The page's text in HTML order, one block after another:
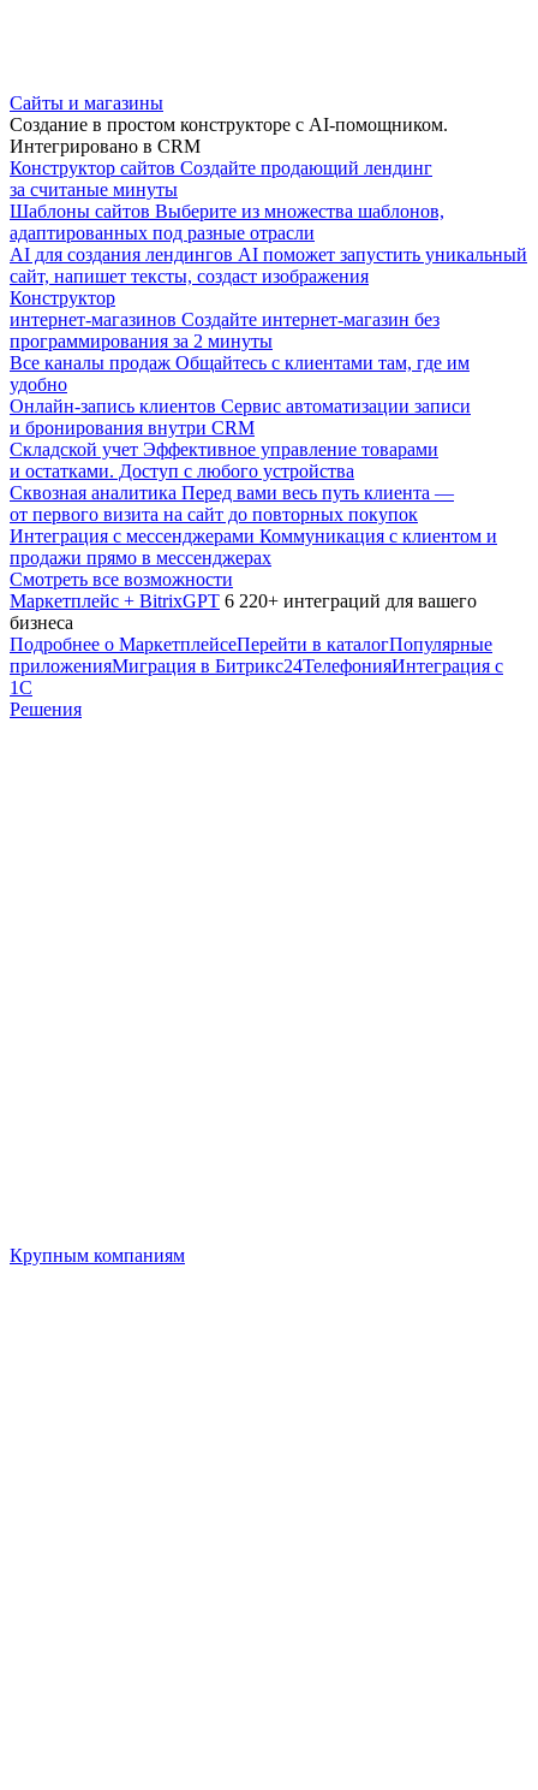
Сайты и магазины
Создание в простом конструкторе с AI-помощником.
Интегрировано в CRM
Конструктор сайтов Создайте продающий лендинг
за считаные минуты
Шаблоны сайтов Выберите из множества шаблонов,
адаптированных под разные отрасли
AI для создания лендингов AI поможет запустить уникальный
сайт, напишет тексты, создаст изображения
Конструктор
интернет-магазинов Создайте интернет-магазин без
программирования за 2 минуты
Все каналы продаж Общайтесь с клиентами там, где им
удобно
Онлайн-запись клиентов Сервис автоматизации записи
и бронирования внутри CRM
Складской учет Эффективное управление товарами
и остатками. Доступ с любого устройства
Сквозная аналитика Перед вами весь путь клиента —
от первого визита на сайт до повторных покупок
Интеграция с мессенджерами Коммуникация с клиентом и
продажи прямо в мессенджерах
Смотреть все возможности
Маркетплейс + BitrixGPT 6 220+ интеграций для вашего
бизнеса
Подробнее о МаркетплейсеПерейти в каталогПопулярные
приложенияМиграция в Битрикс24ТелефонияИнтеграция с
1С
Решения
Крупным компаниям